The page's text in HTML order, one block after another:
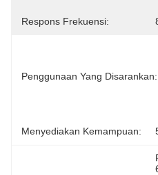
Respons Frekuensi:
Penggunaan Yang Disarankan:
Menyediakan Kemampuan: